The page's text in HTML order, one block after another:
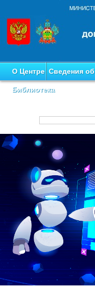
О Центре Сведения
Библиотека